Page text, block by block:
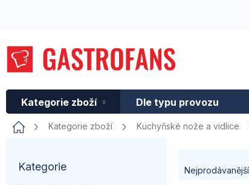
Kategorie zboží
Dle typu provozu
Domů Kategorie zboží Kuchyňské nože a vidlice
Přeskočit
Kategorie Nejprodávanější